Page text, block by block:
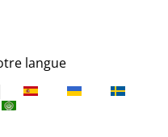
langue